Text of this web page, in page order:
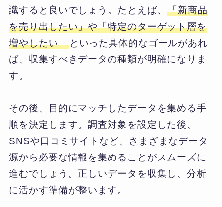
識すると良いでしょう。たとえば、 「新商品
を売り出したい」や「特定のターゲット層を
増やしたい」といった具体的なゴールがあれ
ば、収集すべきデータの種類が明確になりま
す。
その後、目的にマッチしたデータを集める手
順を決定します。調査対象を設定した後、
SNSや口コミサイトなど、さまざまなデータ
源から必要な情報を集めることがスムーズに
進むでしょう。正しいデータを収集し、分析
に活かす準備が整います。